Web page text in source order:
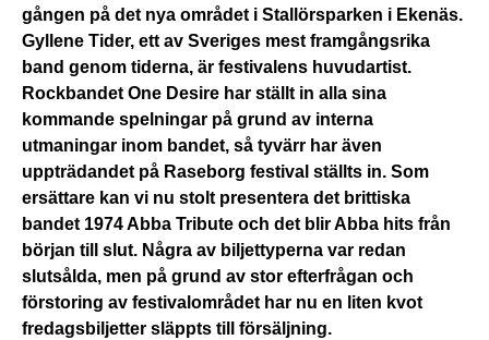
gången på det nya området i Stallörsparken i Ekenäs.
Gyllene Tider, ett av Sveriges mest framgångsrika
band genom tiderna, är festivalens huvudartist.
Rockbandet One Desire har ställt in alla sina
kommande spelningar på grund av interna
utmaningar inom bandet, så tyvärr har även
uppträdandet på Raseborg festival ställts in. Som
ersättare kan vi nu stolt presentera det brittiska
bandet 1974 Abba Tribute och det blir Abba hits från
början till slut. Några av biljettyperna var redan
slutsålda, men på grund av stor efterfrågan och
förstoring av festivalområdet har nu en liten kvot
fredagsbiljetter släppts till försäljning.